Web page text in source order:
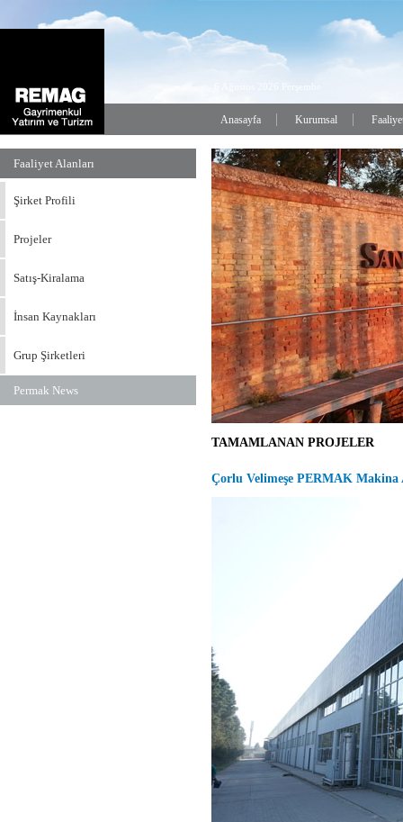
Anasayfa Kurumsal
Faaliyet Alanları
Şirket Profili
Projeler
Satış-Kiralama
İnsan Kaynakları
Grup Şirketleri
Permak News
TAMAMLANAN PROJELER
Çorlu Velimeşe PERMAK Makina